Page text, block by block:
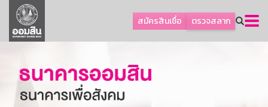
สมัครสินเชื่อ ตรวจสลาก
ลูกค้าธุรกิจ
ลูกค้าผู้ประกอบรายย่อย
ออมเพื่อสุข
เกี่ยวกับธนาคาร